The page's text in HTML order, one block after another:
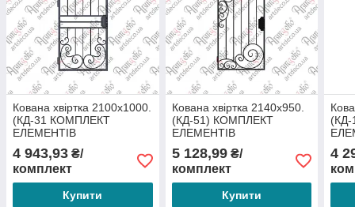
Кована хвіртка 2100х1000.
(КД-31 КОМПЛЕКТ
ЕЛЕМЕНТІВ
4 943,93 ₴/
комплект
Купити
Кована хвіртка 2140х950.
(КД-51) КОМПЛЕКТ
ЕЛЕМЕНТІВ
5 128,99₴/
комплект
Купити
4